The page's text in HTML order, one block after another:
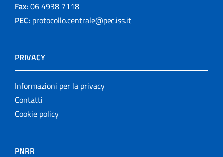
Fax: 06 4938 7118
PEC: protocollo.centrale@pec.iss.it
PRIVACY
Informazioni per la privacy
Contatti
Cookie policy
PNRR